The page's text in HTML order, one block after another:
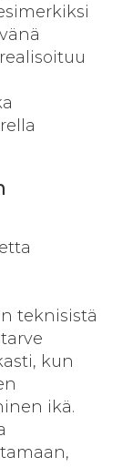
teknisistä
kun
ikä.